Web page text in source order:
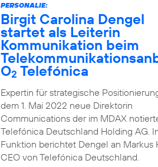
PERSONALIE:
Birgit Carolina Dengel
startet als Leiterin
Kommunikation beim
O2 Telefónica
Expertin für strategische
dem 1. Mai 2022 neue Direktorin
Communications der im MDAX
Telefónica Deutschland Holding AG.
Funktion berichtet Dengel an Markus
CEO von Telefónica Deutschland.